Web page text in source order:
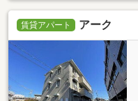
賃貸アパート アーク